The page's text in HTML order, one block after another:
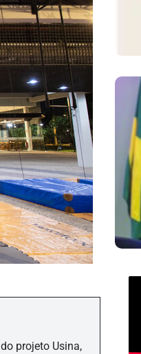
projeto Usina,